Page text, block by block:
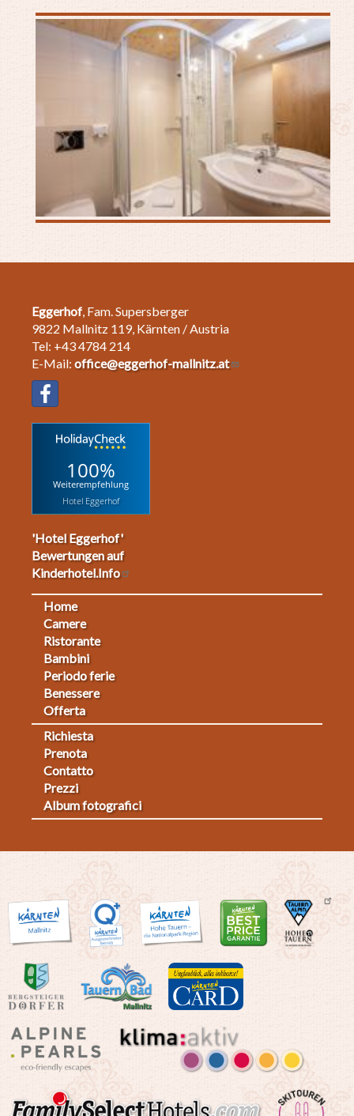
Eggerhof , Fam. Supersberger
9822 Mallnitz 119, Kärnten / Austria
Tel: +43 4784 214
E-Mail: office@eggerhof-mallnitz.at
100%
Weiterempfehlung
Hotel Eggerhof
'Hotel Eggerhof'
Bewertungen auf
Kinderhotel.Info
Footermenu
Home
Camere
Ristorante
Bambini
Periodo ferie
Benessere
Offerta
Fußmenü
2
Richiesta
Prenota
Contatto
Prezzi
Album fotografici